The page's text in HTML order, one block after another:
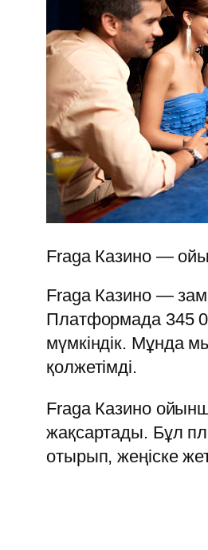
Fraga Казино —
Fraga Казино —
Платформада 345
мүмкіндік. Мұнда
қолжетімді.
Fraga Казино
жақсартады. Бұл
отырып, жеңіске